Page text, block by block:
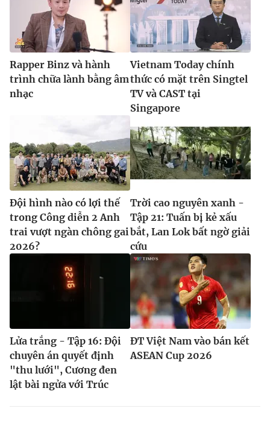
Rapper Binz và hành
trình chữa lành bằng âm
nhạc
Vietnam Today chính
thức có mặt trên Singtel
TV và CAST tại
Singapore
Đội hình nào có lợi thế
trong Công diễn 2 Anh
trai vượt ngàn chông gai
2026?
Trời cao nguyên xanh -
Tập 21: Tuấn bị kẻ xấu
bắt, Lan Lok bất ngờ giải
cứu
Lửa trắng - Tập 16: Đội
chuyên án quyết định
"thu lưới", Cương đen
lật bài ngửa với Trúc
ĐT Việt Nam vào bán kết
ASEAN Cup 2026